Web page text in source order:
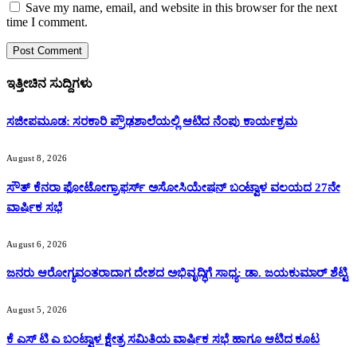
Save my name, email, and website in this browser for the next
time I comment.
ಇತ್ತೀಚಿನ ಸುದ್ದಿಗಳು
ಸಜೀಪಮೂಡ: ಸರಕಾರಿ ಪ್ರೌಢಶಾಲೆಯಲ್ಲಿ ಆಟಿದ ನೆಂಪು ಕಾರ್ಯಕ್ರಮ
August 8, 2026
ಸೌತ್ ಕೆನರಾ ಫೋಟೋಗ್ರಾಫರ್ಸ್ ಅಸೋಸಿಯೇಷನ್ ಬಂಟ್ವಾಳ ವಲಯದ 27ನೇ
ವಾರ್ಷಿಕ ಸಭೆ
August 6, 2026
ಜನರು ಆರೋಗ್ಯವಂತರಾದಾಗ ದೇಶದ ಅಭಿವೃದ್ಧಿಗೆ ಸಾಧ್ಯ: ಡಾ. ಜಯಕುಮಾರ್ ಶೆಟ್ಟಿ
August 5, 2026
ಕೆ ಎಸ್ ಟಿ ಎ ಬಂಟ್ವಾಳ ಕ್ಷೇತ್ರ ಸಮಿತಿಯ ವಾರ್ಷಿಕ ಸಭೆ ಹಾಗೂ ಆಟಿದ ಕೂಟ